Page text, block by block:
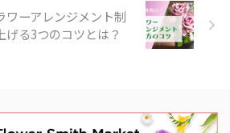
ワーアレンジメント制
る3つのコツとは？